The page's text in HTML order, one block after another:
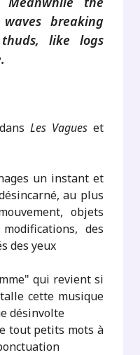
breaking
like logs
Les Vagueset
un instant et
au plus
objets
des
des yeux
qui revient si
cette musique
désinvolte
tout petits mots à